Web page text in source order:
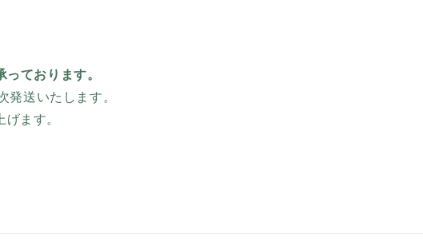
ております。
送いたします。
ます。